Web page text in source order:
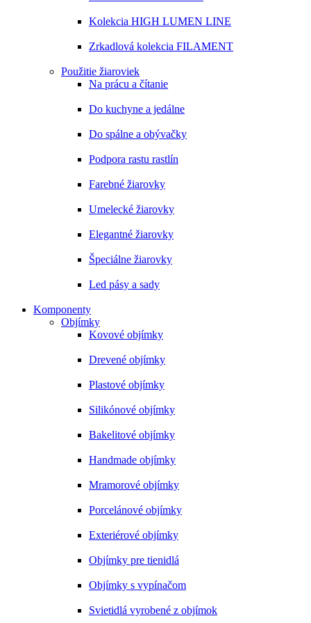
Kolekcia HIGH LUMEN LINE
Zrkadlová kolekcia FILAMENT
Použitie žiaroviek
Na prácu a čítanie
Do kuchyne a jedálne
Do spálne a obývačky
Podpora rastu rastlín
Farebné žiarovky
Umelecké žiarovky
Elegantné žiarovky
Špeciálne žiarovky
Led pásy a sady
Komponenty
Objímky
Kovové objímky
Drevené objímky
Plastové objímky
Silikónové objímky
Bakelitové objímky
Handmade objímky
Mramorové objímky
Porcelánové objímky
Exteriérové objímky
Objímky pre tienidlá
Objímky s vypínačom
Svietidlá vyrobené z objímok